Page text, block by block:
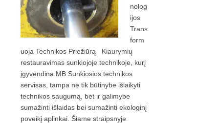
nolog
ijos
Trans
form
uoja Technikos Priežiūrą Kiaurymių
restauravimas sunkiojoje technikoje, kurį
įgyvendina MB Sunkiosios technikos
servisas, tampa ne tik būtinybe išlaikyti
technikos saugumą, bet ir galimybe
sumažinti išlaidas bei sumažinti ekologinį
poveikį aplinkai. Šiame straipsnyje